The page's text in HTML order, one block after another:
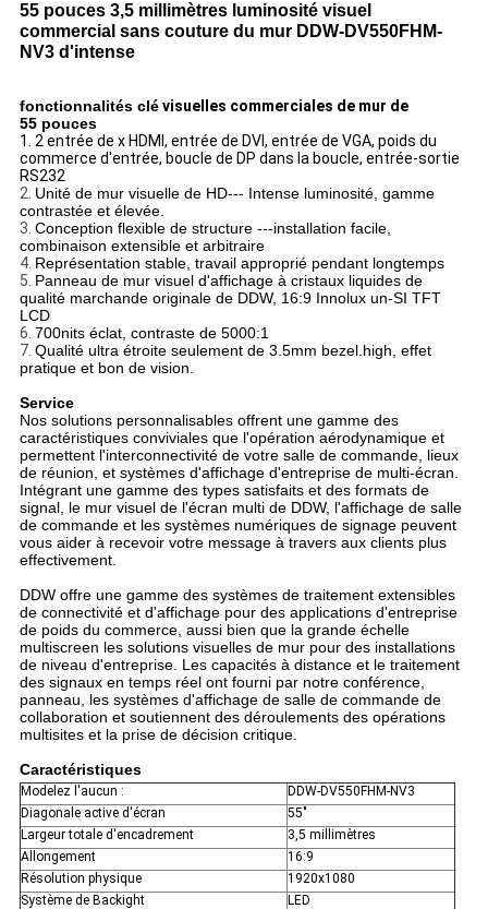
55 pouces 3,5 millimètres luminosité visuel
commercial sans couture du mur DDW-DV550FHM-
NV3 d'intense
fonctionnalités clévisuelles commerciales de mur de
55 pouces
1. 2 entrée de x HDMI, entrée de DVI, entrée de VGA, poids du
commerce d'entrée, boucle de DP dans la boucle, entrée-sortie
RS232
2. Unité de mur visuelle de HD--- Intense luminosité, gamme
contrastée et élevée.
3. Conception flexible de structure ---installation facile,
combinaison extensible et arbitraire
4. Représentation stable, travail approprié pendant longtemps
5. Panneau de mur visuel d'affichage à cristaux liquides de
qualité marchande originale de DDW, 16:9 Innolux un-SI TFT
LCD
6. 700nits éclat, contraste de 5000:1
7. Qualité ultra étroite seulement de 3.5mm bezel.high, effet
pratique et bon de vision.
Service
Nos solutions personnalisables offrent une gamme des
caractéristiques conviviales que l'opération aérodynamique et
permettent l'interconnectivité de votre salle de commande, lieux
de réunion, et systèmes d'affichage d'entreprise de multi-écran.
Intégrant une gamme des types satisfaits et des formats de
signal, le mur visuel de l'écran multi de DDW, l'affichage de salle
de commande et les systèmes numériques de signage peuvent
vous aider à recevoir votre message à travers aux clients plus
effectivement.
DDW offre une gamme des systèmes de traitement extensibles
de connectivité et d'affichage pour des applications d'entreprise
de poids du commerce, aussi bien que la grande échelle
multiscreen les solutions visuelles de mur pour des installations
de niveau d'entreprise. Les capacités à distance et le traitement
des signaux en temps réel ont fourni par notre conférence,
panneau, les systèmes d'affichage de salle de commande de
collaboration et soutiennent des déroulements des opérations
multisites et la prise de décision critique.
Caractéristiques
Modelez l'aucun :
DDW-DV550FHM-NV3
Diagonale active d'écran
55"
Largeur totale d'encadrement
3,5 millimètres
Allongement
16:9
Résolution physique
1920x1080
Système de Backight
LED